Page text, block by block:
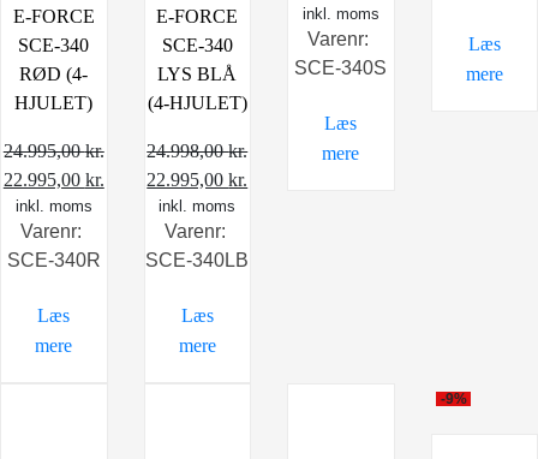
E-FORCE
SCE-340
RØD (4-
HJULET)
24.995,00kr.
Den
oprindelige
pris
var:
22.995,00 kr.
aktuelle
inkl. moms
Varenr:
SCE-340R
Læs
mere
E-FORCE
SCE-340
LYS BLÅ
(4-HJULET)
24.998,00kr.
Den
oprindelige
pris
var:
22.995,00kr.
er:
inkl. moms
Varenr:
SCE-340LB
Læs
mere
oprindelige
pris
var:
inkl. moms
Varenr:
SCE-340S
Læs
mere
Læs
mere
-9%